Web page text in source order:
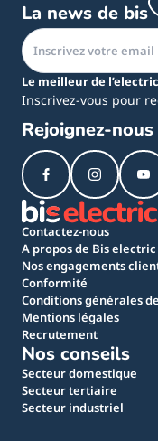
La news de bis
Le meilleur de
Inscrivez-vous pour
Rejoignez-nous
Contactez-nous
A propos de Bis electric
Nos engagements
Conformité
Conditions générales
Mentions légales
Recrutement
Nos conseils
Secteur domestique
Secteur tertiaire
Secteur industriel